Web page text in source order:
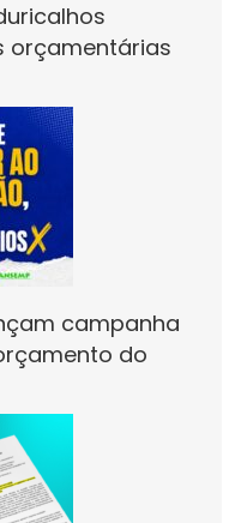
orçamentárias
campanha
do